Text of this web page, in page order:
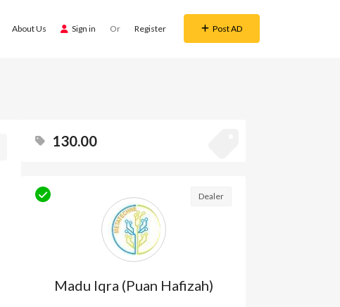
About Us Sign in Or Register Post AD
130.00
Dealer
Madu Iqra (Puan Hafizah)